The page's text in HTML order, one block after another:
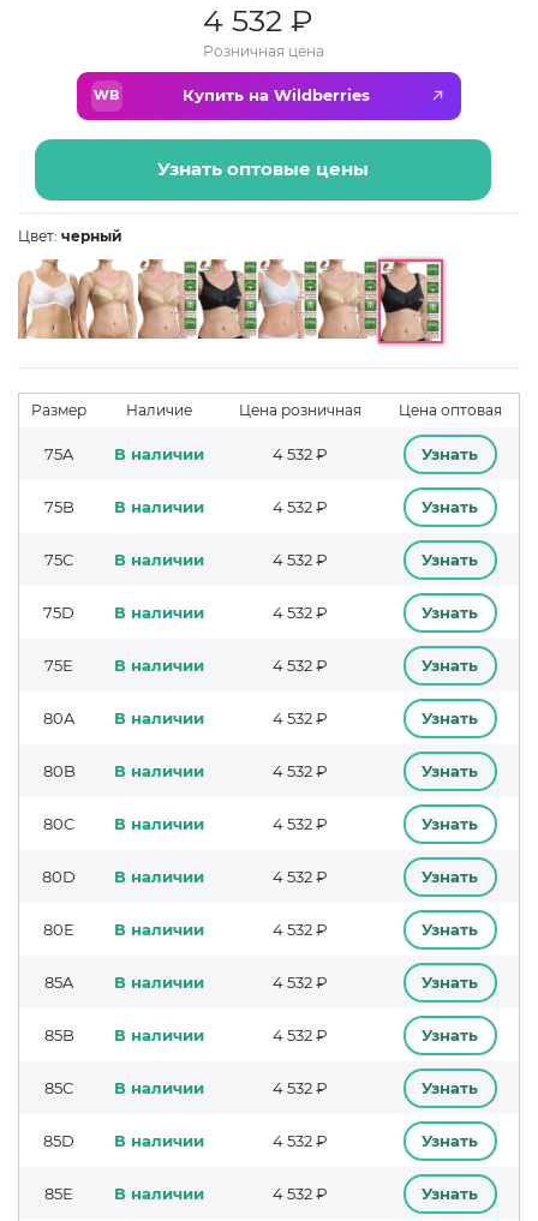
4 532 ₽
Розничная цена
WB Купить на Wildberries
Узнать оптовые цены
Цвет: черный
Размер Наличие Цена розничная Цена оптовая
75A В наличии 4 532 ₽ Узнать
75B В наличии 4 532 ₽ Узнать
75C В наличии 4 532 ₽ Узнать
75D В наличии 4 532 ₽ Узнать
75E В наличии 4 532 ₽ Узнать
80A В наличии 4 532 ₽ Узнать
80B В наличии 4 532 ₽ Узнать
80C В наличии 4 532 ₽ Узнать
80D В наличии 4 532 ₽ Узнать
80E В наличии 4 532 ₽ Узнать
85A В наличии 4 532 ₽ Узнать
85B В наличии 4 532 ₽ Узнать
85C В наличии 4 532 ₽ Узнать
85D В наличии 4 532 ₽ Узнать
85E В наличии 4 532 ₽ Узнать